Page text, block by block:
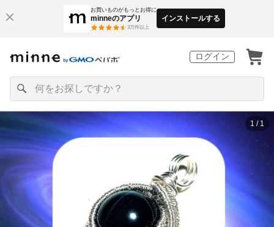
お買いものがもっとお得に
minneのアプリ
3万件以上
インストールする
ログイン
1 / 1